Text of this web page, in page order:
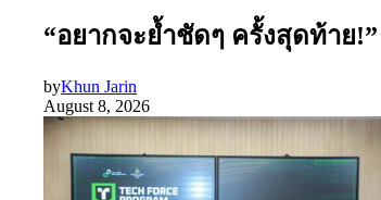
“อยากจะย้ำชัดๆ ครั้งสุดท้าย
byKhun Jarin
August 8, 2026